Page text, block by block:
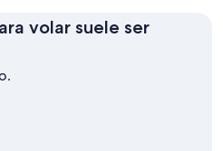
volar suele ser